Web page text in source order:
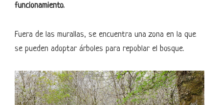
funcionamiento.
Fuera de las murallas, se encuentra una zona en la que
se pueden adoptar árboles para repoblar el bosque.